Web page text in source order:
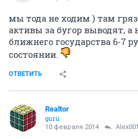
мы тода не ходим ) там
активы за бугор выводят, а
ближнего государства 6-7
состоянии.
ОТВЕТИТЬ
Realtor
guru
10 февраля 2014 Alex001